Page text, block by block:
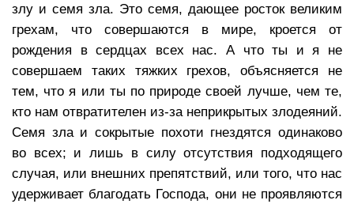
злу и семя зла. Это семя, дающее росток великим
грехам, что совершаются в мире, кроется от
рождения в сердцах всех нас. А что ты и я не
совершаем таких тяжких грехов, объясняется не
тем, что я или ты по природе своей лучше, чем те,
кто нам отвратителен из-за неприкрытых злодеяний.
Семя зла и сокрытые похоти гнездятся одинаково
во всех; и лишь в силу отсутствия подходящего
случая, или внешних препятствий, или того, что нас
удерживает благодать Господа, они не проявляются